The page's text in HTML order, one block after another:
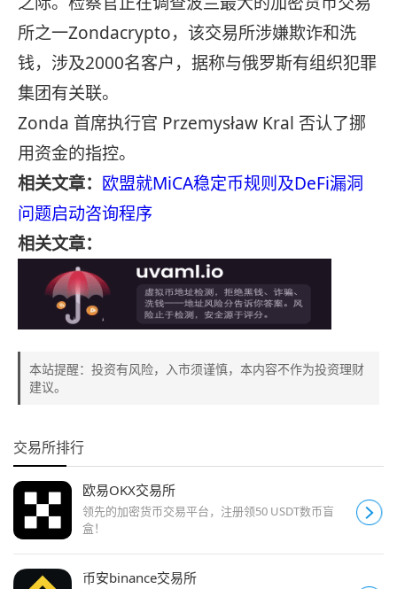
所之一Zondacrypto，该交易所涉嫌欺诈和洗
钱，涉及2000名客户，据称与俄罗斯有组织犯罪
集团有关联。
Zonda 首席执行官 Przemysław Kral 否认了挪
用资金的指控。
相关文章： 欧盟就MiCA稳定币规则及DeFi漏洞
问题启动咨询程序
相关文章：
本站提醒：投资有风险，入市须谨慎，本内容不作为投资理财
建议。
交易所排行
欧易OKX交易所
领先的加密货币交易平台，注册领50 USDT数币盲
盒！
币安binance交易所